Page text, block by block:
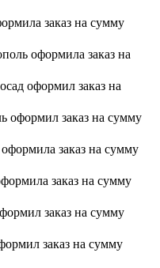
заказ на сумму
оформила заказ на
оформил заказ на
оформил заказ на сумму
заказ на сумму
заказ на сумму
заказ на сумму
заказ на сумму